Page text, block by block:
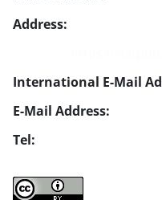
Address:
International E-Mail
E-Mail Address:
Tel: